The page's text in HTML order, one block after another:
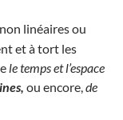
linéaires ou
et à tort les
le temps et l’espace
ou encore, de